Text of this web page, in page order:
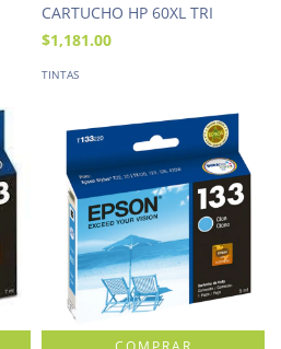
CARTUCHO HP 60XL TRI
$1,181.00
TINTAS